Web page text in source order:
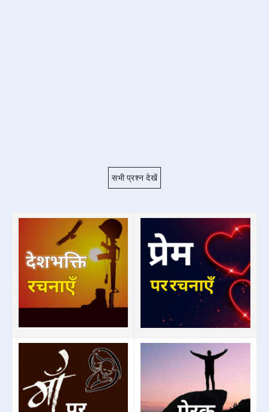
सभी प्रश्न देखें